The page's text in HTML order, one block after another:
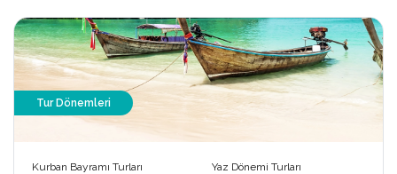
Tur Dönemleri
Kurban Bayramı Turları
Yaz Dönemi Turları